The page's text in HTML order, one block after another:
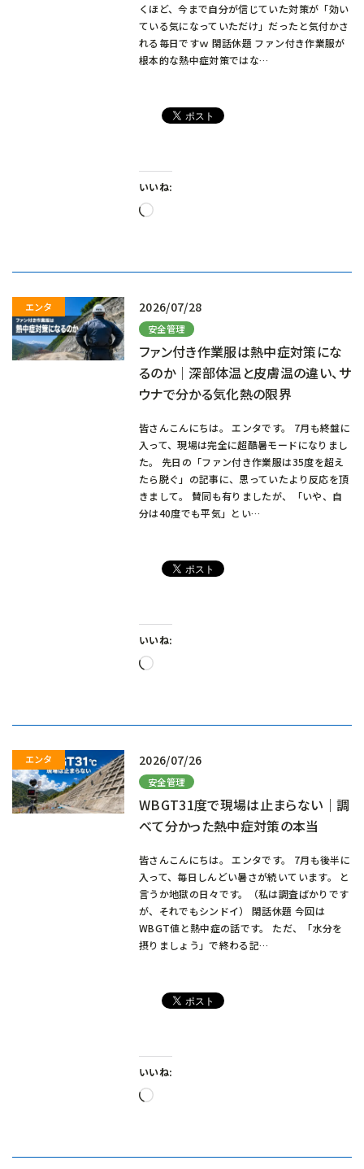
くほど、今まで自分が信じていた対策が「効い
ている気になっていただけ」だったと気付かさ
れる毎日ですｗ 閑話休題 ファン付き作業服が
根本的な熱中症対策ではな…
いいね:
読
2026/07/28
安全管理
ファン付き作業服は熱中症対策にな
るのか｜深部体温と皮膚温の違い、サ
ウナで分かる気化熱の限界
皆さんこんにちは。 エンタです。 7月も終盤に
入って、現場は完全に超酷暑モードになりまし
た。 先日の「ファン付き作業服は35度を超え
たら脱ぐ」の記事に、思っていたより反応を頂
きまして。 賛同も有りましたが、「いや、自
分は40度でも平気」とい…
いいね:
読
2026/07/26
安全管理
WBGT31度で現場は止まらない｜調
べて分かった熱中症対策の本当
皆さんこんにちは。 エンタです。 7月も後半に
入って、毎日しんどい暑さが続いています。 と
言うか地獄の日々です。（私は調査ばかりです
が、それでもシンドイ） 閑話休題 今回は
WBGT値と熱中症の話です。 ただ、「水分を
摂りましょう」で終わる記…
いいね:
読